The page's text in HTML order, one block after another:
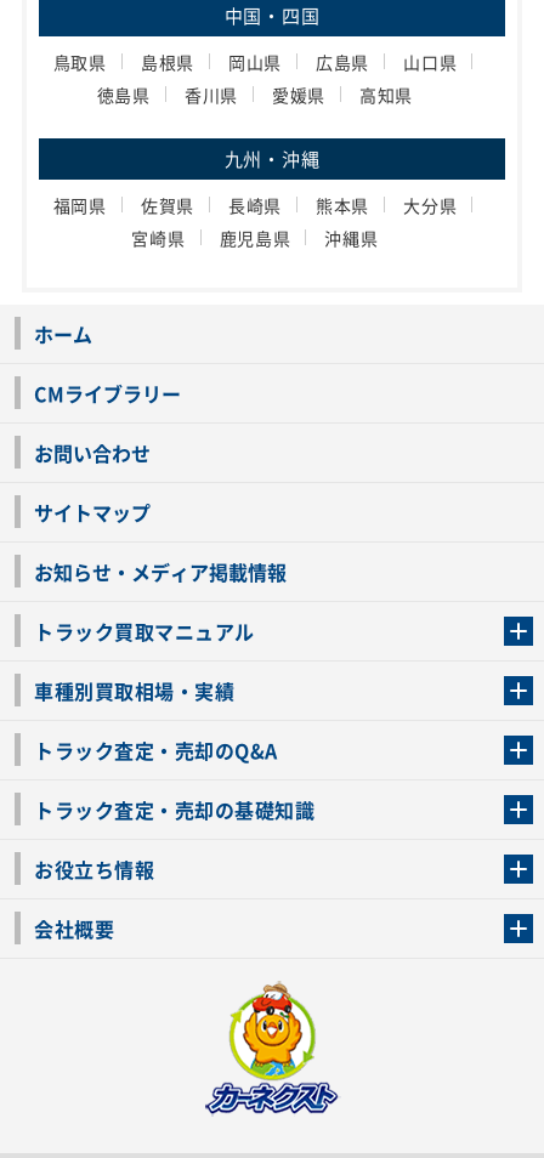
中国・四国
鳥取県 島根県 岡山県 広島県
山口県
徳島県
香川県 愛媛県 高知県
九州・沖縄
福岡県 佐賀県 長崎県 熊本県
大分県
宮崎県
鹿児島県 沖縄県
ホーム
CMライブラリー
お問い合わせ
サイトマップ
お知らせ・メディア掲載情報
トラック買取マニュアル
車種別買取相場・実績
トラック査定・売却のQ&A
トラック査定・売却の基礎知識
お役立ち情報
会社概要